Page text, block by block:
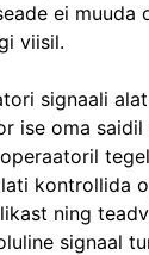
ei muuda
viisil.
signaali
ise oma saidil
kontrollida
ning
signaal